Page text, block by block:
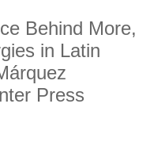
Behind More,
in Latin
Press